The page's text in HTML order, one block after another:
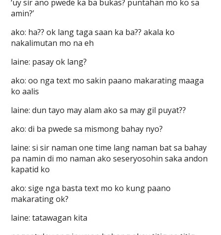
‘uy sir ano pwede ka ba bukas? puntahan mo ko sa
amin?’
ako: ha?? ok lang taga saan ka ba?? akala ko
nakalimutan mo na eh
laine: pasay ok lang?
ako: oo nga text mo sakin paano makarating maaga
ko aalis
laine: dun tayo may alam ako sa may gil puyat??
ako: di ba pwede sa mismong bahay nyo?
laine: si sir naman one time lang naman bat sa bahay
pa namin di mo naman ako seseryosohin saka andon
kapatid ko
ako: sige nga basta text mo ko kung paano
makarating ok?
laine: tatawagan kita